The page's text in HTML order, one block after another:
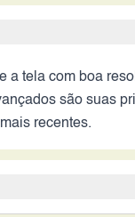
a tela com boa
são suas
recentes.